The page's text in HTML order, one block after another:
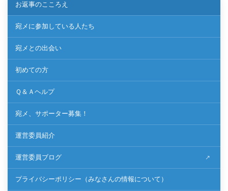
お返事のこころえ
宛メに参加している人たち
宛メとの出会い
初めての方
Ｑ＆Ａヘルプ
宛メ、サポーター募集！
運営委員紹介
運営委員ブログ
プライバシーポリシー（みなさんの情報について）